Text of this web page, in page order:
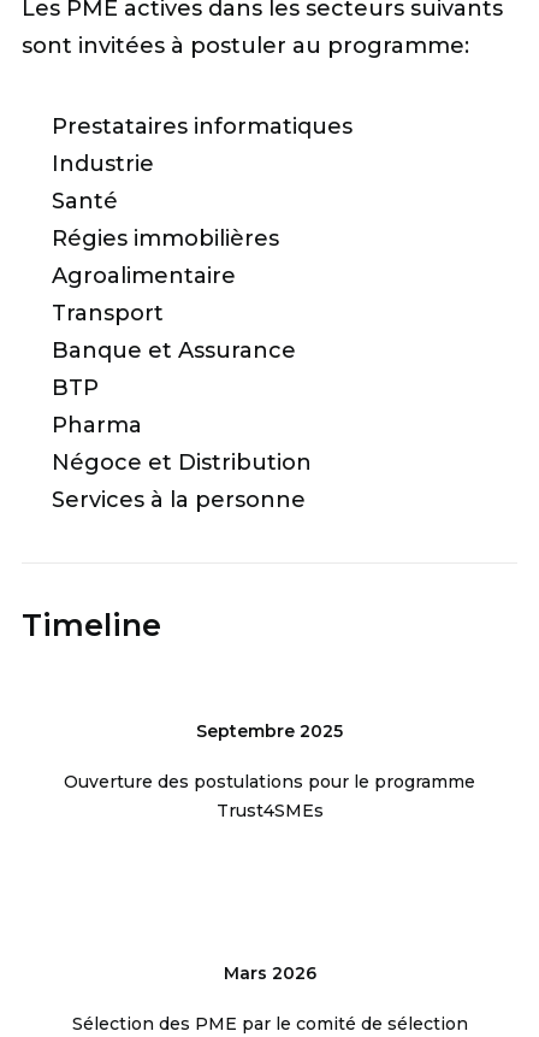
Les PME actives dans les secteurs suivants
sont invitées à postuler au programme:
Prestataires informatiques
Industrie
Santé
Régies immobilières
Agroalimentaire
Transport
Banque et Assurance
BTP
Pharma
Négoce et Distribution
Services à la personne
Timeline
Septembre 2025
Ouverture des postulations pour le programme
Trust4SMEs
Mars 2026
Sélection des PME par le comité de sélection